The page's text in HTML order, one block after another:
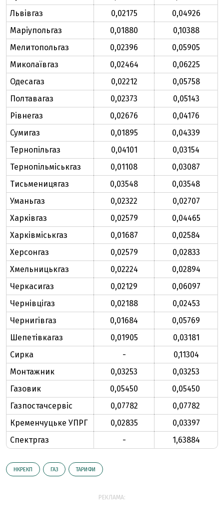
Львівгаз
0,02175
0,04926
Маріупольгаз
0,01880
0,10388
Мелитопольгаз
0,02396
0,05905
Миколаївгаз
0,02464
0,06225
Одесагаз
0,02212
0,05758
Полтавагаз
0,02373
0,05143
Рівнегаз
0,02676
0,04176
Сумигаз
0,01895
0,04339
Тернопільгаз
0,04101
0,03154
Тернопільміськгаз
0,01108
0,03087
Тисьменицягаз
0,03548
0,03548
Уманьгаз
0,02322
0,02707
Харківгаз
0,02579
0,04465
Харківміськгаз
0,01687
0,02584
Херсонгаз
0,02579
0,02833
Хмельницькгаз
0,02224
0,02894
Черкасигаз
0,02129
0,06097
Чернівцігаз
0,02188
0,02453
Чернигівгаз
0,01684
0,05769
Шепетівкагаз
0,01905
0,03181
Сирка
-
0,11304
Монтажник
0,03253
0,03253
Газовик
0,05450
0,05450
Газпостачсервіс
0,07782
0,07782
Кременчуцьке УПРГ
0,02835
0,03397
Спектргаз
- 1,63884
НКРЕКП ГАЗ ТАРИФИ
РЕКЛАМА: